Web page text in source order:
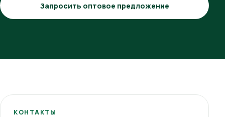
Запросить оптовое предложение
КОНТАКТЫ